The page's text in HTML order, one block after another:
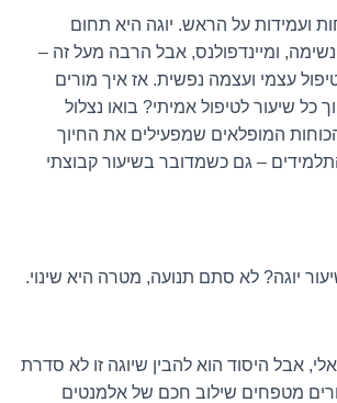
ועמידות על הראש. יוגה היא תחום
ומיינדפולנס, אבל הרבה מעל זה –
עצמי ועצמה נפשית. אז איך מורים
כל שיעור לטיפול אמיתי? בואו נצלול
המופלאים שמפעילים את החיוך
– גם כשמדובר בשיעור קבוצתי
יוגה? לא סתם תנועה, מטרה היא שינוי.
אבל היסוד הוא להבין שיוגה זו לא סדרת
מטפחים שילוב חכם של אלמנטים